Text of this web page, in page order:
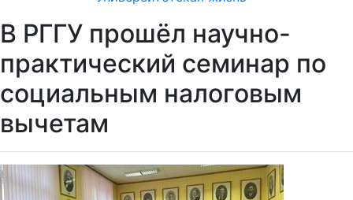
В РГГУ прошёл научно-
практический семинар по
социальным налоговым
вычетам